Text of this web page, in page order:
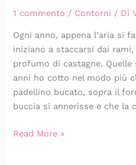
1 commento / Contorni / Di
Ogni anno, appena l’aria si
iniziano a staccarsi dai
profumo di castagne. Quelle
anni ho cotto nel modo più
padellino bucato, sopra il
buccia si annerisse e che la
Read More »